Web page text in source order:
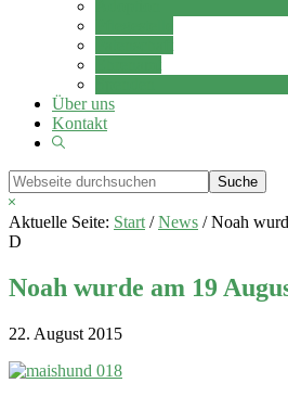
Über uns
Kontakt
Show
Webseite
durchsuchen
Hide
Search
Aktuelle Seite: Start / News /Noah
D
Noah wurde am 19
22. August 2015